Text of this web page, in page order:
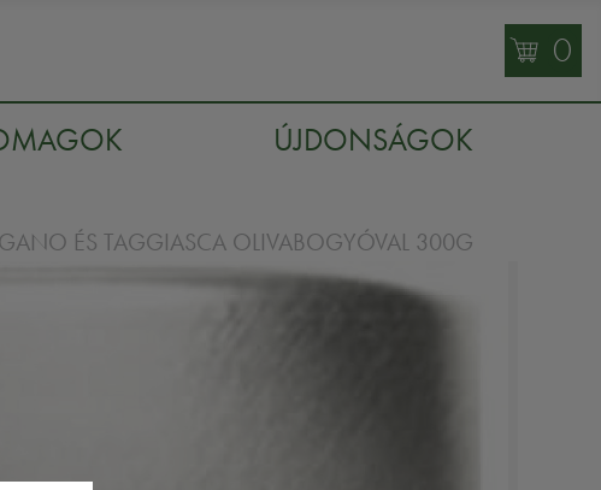
0
ÚJDONSÁGOK
ÉS TAGGIASCA OLIVABOGYÓVAL 300G